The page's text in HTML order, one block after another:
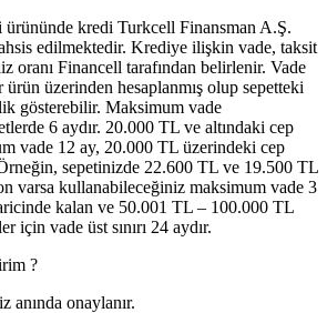
kredi Turkcell Finansman A.Ş.
edilmektedir. Krediye ilişkin vade, taksit
oranı Financell tarafından belirlenir. Vade
üzerinden hesaplanmış olup sepetteki
gösterebilir. Maksimum vade
6 aydır. 20.000 TL ve altındaki cep
vade 12 ay, 20.000 TL üzerindeki cep
sepetinizde 22.600 TL ve 19.500 TL
varsa kullanabileceğiniz maksimum vade 3
kalan ve 50.001 TL – 100.000 TL
için vade üst sınırı 24 aydır.
?
anında onaylanır.